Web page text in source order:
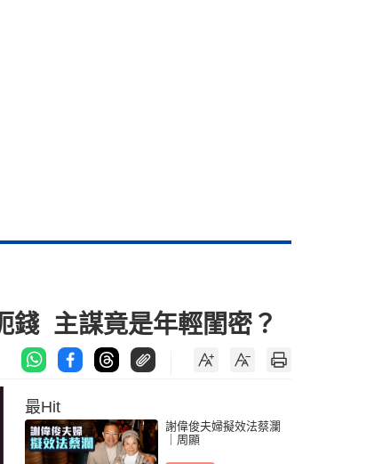
錢 主謀竟是年輕閨密？
最Hit
謝偉俊夫婦擬效法蔡瀾
｜周顯